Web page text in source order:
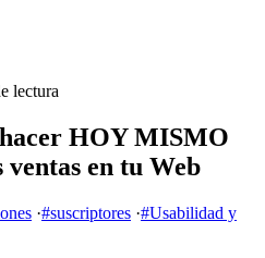
lectura
hacer HOY MISMO
en tu Web
·#suscriptores ·#Usabilidad y